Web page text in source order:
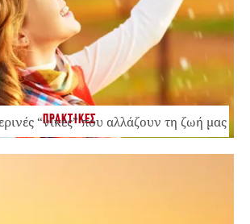
ΠΡΑΚΤΙΚΕΣ
“νίκες” που αλλάζουν τη ζωή μας